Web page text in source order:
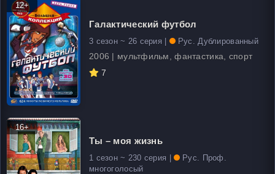
12+
Галактический футбол
3 сезон ~ 26 серия | Рус. Дублированный
2006 | мультфильм, фантастика, спорт
7
16+
Ты – моя жизнь
1 сезон ~ 230 серия |
Рус. Проф.
многоголосый